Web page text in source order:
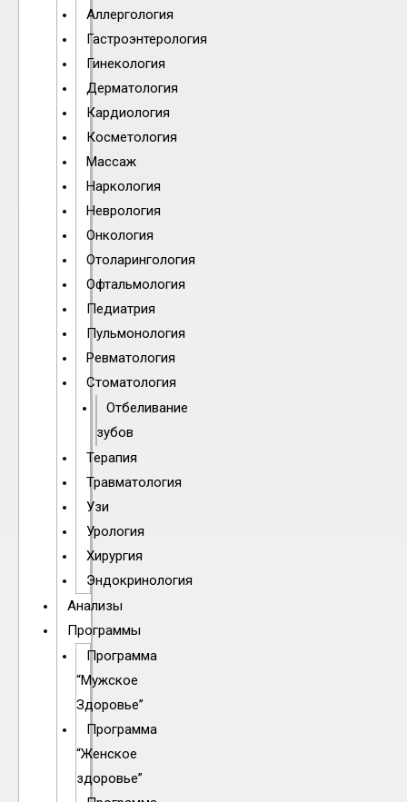
Аллергология
Гастроэнтерология
Гинекология
Дерматология
Кардиология
Косметология
Массаж
Наркология
Неврология
Онкология
Отоларингология
Офтальмология
Педиатрия
Пульмонология
Ревматология
Стоматология
Отбеливание
зубов
Терапия
Травматология
Узи
Урология
Хирургия
Эндокринология
Анализы
Программы
Программа
“Мужское
Здоровье”
Программа
“Женское
здоровье”